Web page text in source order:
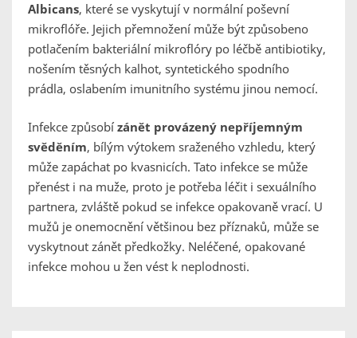
Albicans, které se vyskytují v normální poševní
mikroflóře. Jejich přemnožení může být způsobeno
potlačením bakteriální mikroflóry po léčbě antibiotiky,
nošením těsných kalhot, syntetického spodního
prádla, oslabením imunitního systému jinou nemocí.
Infekce způsobí zánět provázený nepříjemným
svěděním, bílým výtokem sraženého vzhledu, který
může zapáchat po kvasnicích. Tato infekce se může
přenést i na muže, proto je potřeba léčit i sexuálního
partnera, zvláště pokud se infekce opakovaně vrací. U
mužů je onemocnění většinou bez příznaků, může se
vyskytnout zánět předkožky. Neléčené, opakované
infekce mohou u žen vést k neplodnosti.